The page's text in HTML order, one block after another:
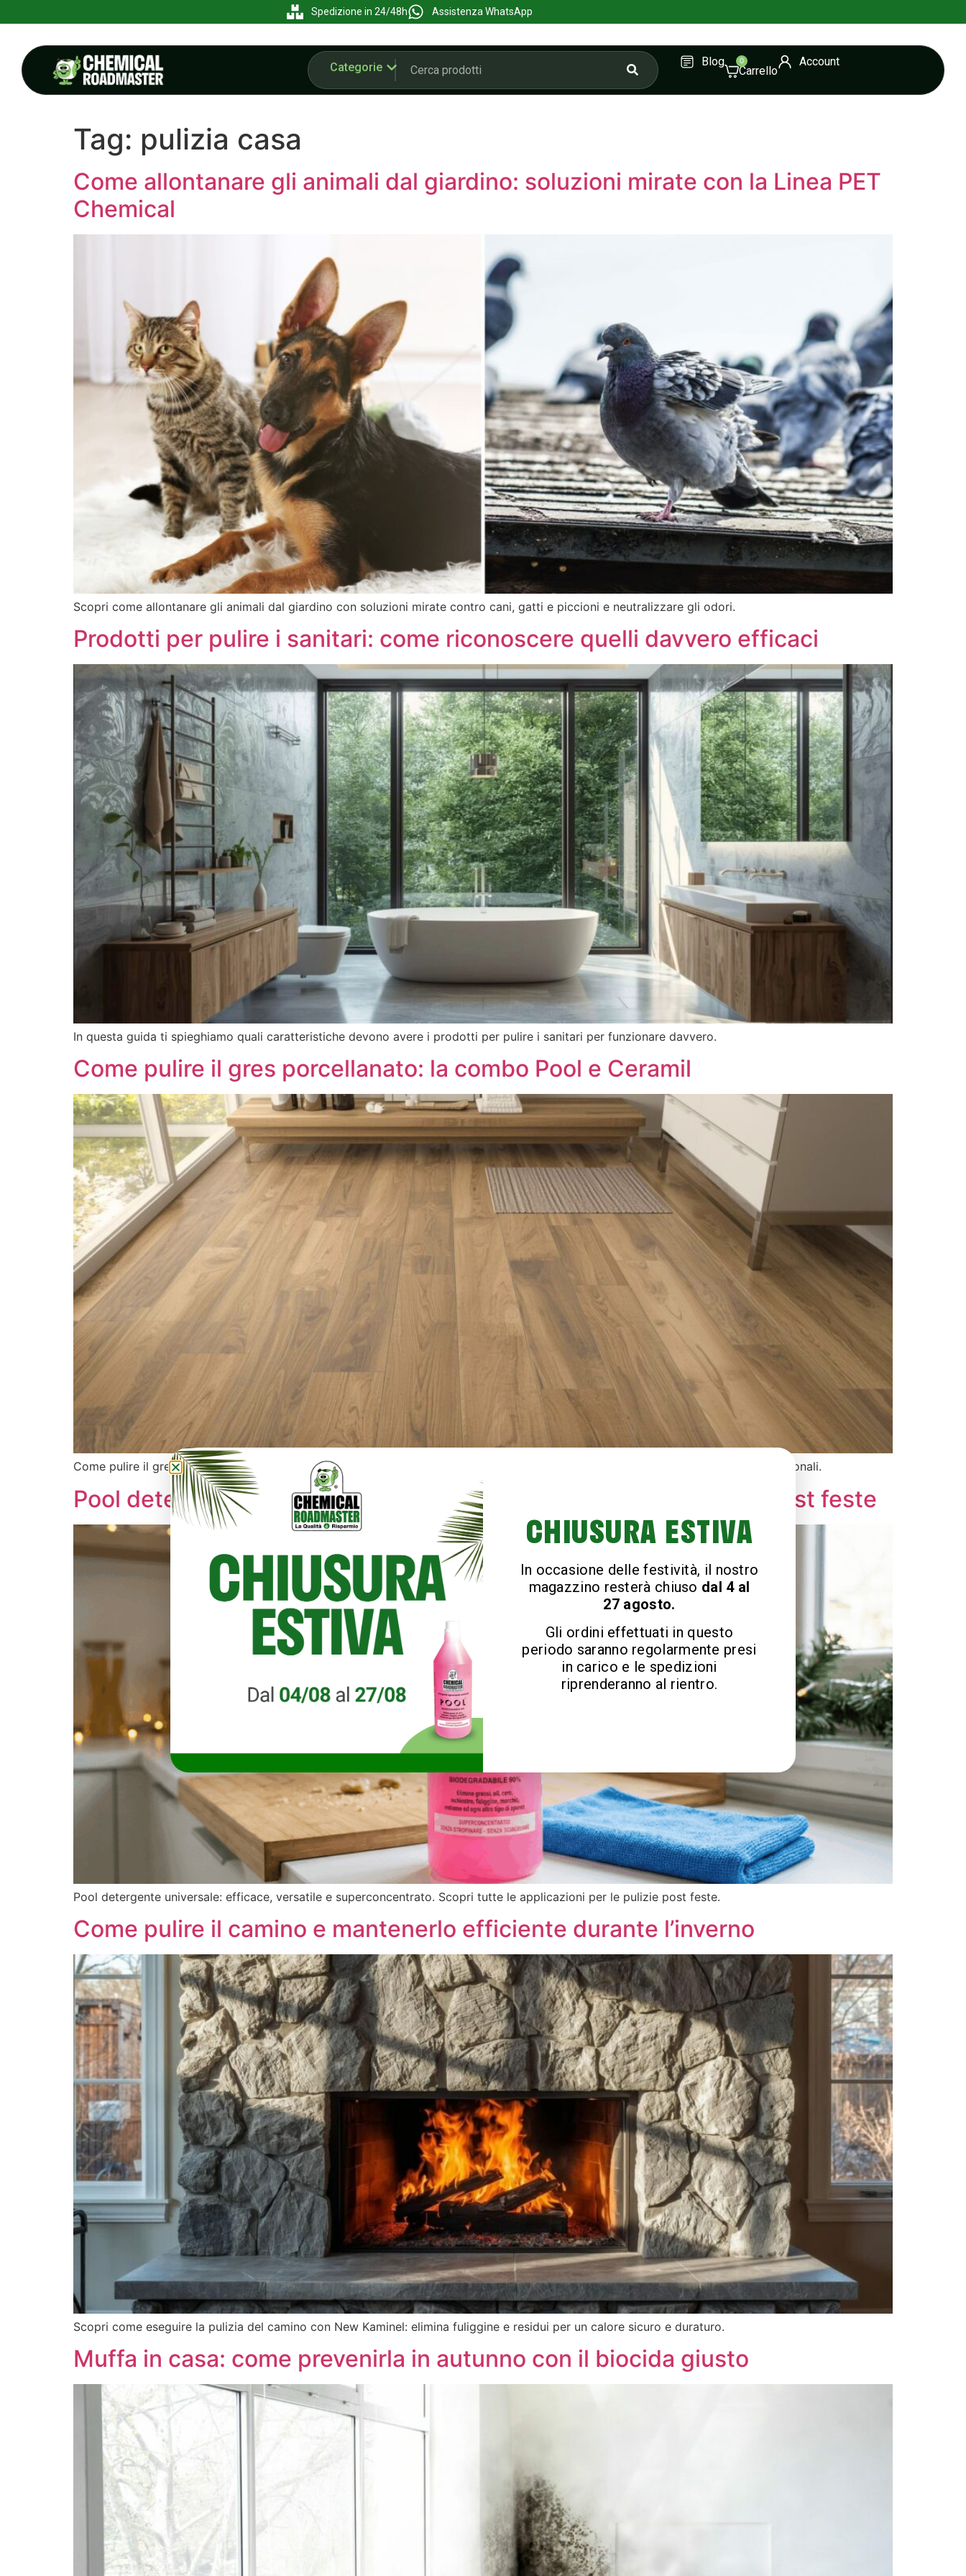
Spedizione in 24/48h Assistenza WhatsApp
Categorie Blog 0 Account
Tag: pulizia casa
Come allontanare gli animali dal giardino: soluzioni mirate con la Linea PET
Chemical
Scopri come allontanare gli animali dal giardino con soluzioni mirate contro cani, gatti e piccioni e neutralizzare gli odori.
Prodotti per pulire i sanitari: come riconoscere quelli davvero efficaci
In questa guida ti spieghiamo quali caratteristiche devono avere i prodotti per pulire i sanitari per funzionare davvero.
Come pulire il gres porcellanato: la combo Pool e Ceramil
Come pulire il gres porcellanato in modo efficace con Pool e Ceramil: pulizia profonda, manutenzione quotidiana e consigli professionali.
Pool detergente universale: la soluzione definitiva per le pulizie post feste
Pool detergente universale: efficace, versatile e superconcentrato. Scopri tutte le applicazioni per le pulizie post feste.
Come pulire il camino e mantenerlo efficiente durante l’inverno
Scopri come eseguire la pulizia del camino con New Kaminel: elimina fuliggine e residui per un calore sicuro e duraturo.
Muffa in casa: come prevenirla in autunno con il biocida giusto
CHIUSURA ESTIVA
In occasione delle festività, il nostro
magazzino resterà chiuso dal 4 al
27 agosto.
Gli ordini effettuati in questo
periodo saranno regolarmente presi
in carico e le spedizioni
riprenderanno al rientro.